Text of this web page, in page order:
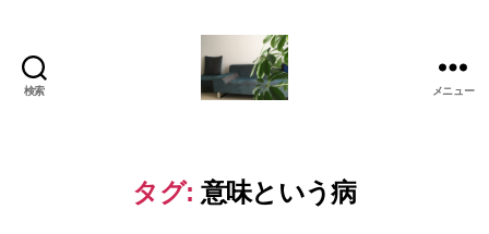
検索
美
(お
メニュー
タグ: 意味という病